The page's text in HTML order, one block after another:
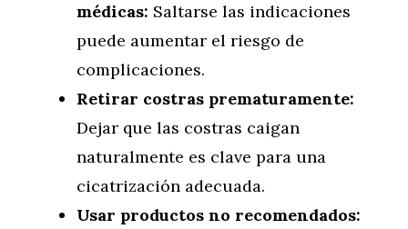
médicas: Saltarse las indicaciones
puede aumentar el riesgo de
complicaciones.
Retirar costras prematuramente:
Dejar que las costras caigan
naturalmente es clave para una
cicatrización adecuada.
Usar productos no recomendados: